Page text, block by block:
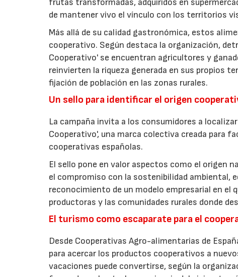
de mantener vivo el vínculo con los territorios
Más allá de su calidad gastronómica, estos
cooperativo. Según destaca la organización,
Cooperativo' se encuentran agricultores y
reinvierten la riqueza generada en sus propios
fijación de población en las zonas rurales.
Un sello para identificar el origen
La campaña invita a los consumidores a
Cooperativo', una marca colectiva creada para
cooperativas españolas.
El sello pone en valor aspectos como el origen
el compromiso con la sostenibilidad ambiental,
reconocimiento de un modelo empresarial en
productoras y las comunidades rurales donde
El turismo como escaparate para el
Desde Cooperativas Agro-alimentarias de
para acercar los productos cooperativos a
vacaciones puede convertirse, según la